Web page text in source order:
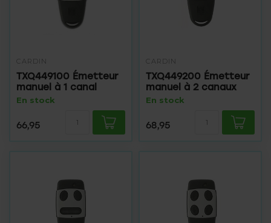
CARDIN
TXQ449100 Émetteur
manuel à 1 canal
En stock
66,95
CARDIN
TXQ449200 Émetteur
manuel à 2 canaux
En stock
68,95